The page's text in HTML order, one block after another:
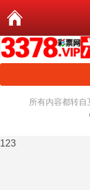
所有内容都转自
123